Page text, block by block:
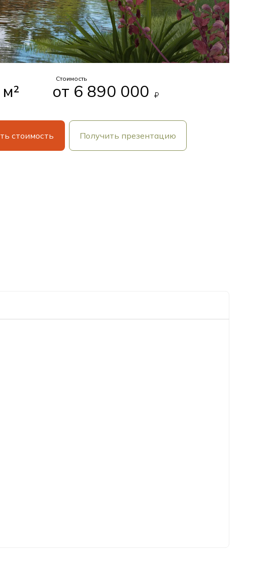
стоимость Получить презентацию
Стоимость
от 6 890 000